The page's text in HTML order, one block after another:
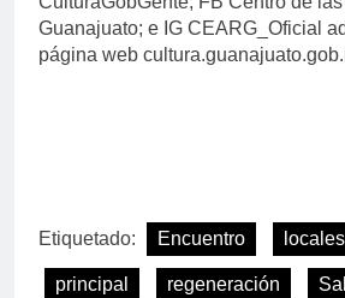
Guanajuato; e IG CEARG_Oficial
página web
Etiquetado: Encuentro locales
principal regeneración